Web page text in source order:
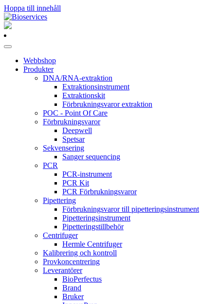
Hoppa till innehåll
Huvudnavigering
Webbshop
Produkter
DNA/RNA-extraktion
Extraktionsinstrument
Extraktionskit
Förbrukningsvaror extraktion
POC - Point Of Care
Förbrukningsvaror
Deepwell
Spetsar
Sekvensering
Sanger sequencing
PCR
PCR-instrument
PCR Kit
PCR Förbrukningsvaror
Pipettering
Förbrukningsvaror till pipetteringsinstrument
Pipetteringsinstrument
Pipetteringstillbehör
Centrifuger
Hermle Centrifuger
Kalibrering och kontroll
Provkoncentrering
Leverantörer
BioPerfectus
Brand
Bruker